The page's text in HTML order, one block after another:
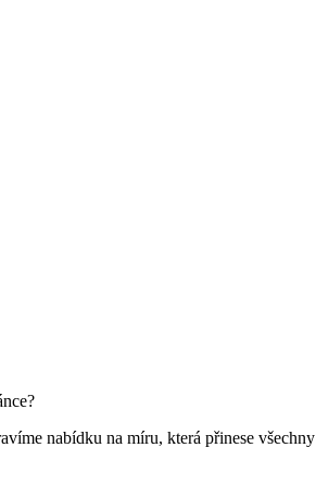
nabídku na míru, která přinese